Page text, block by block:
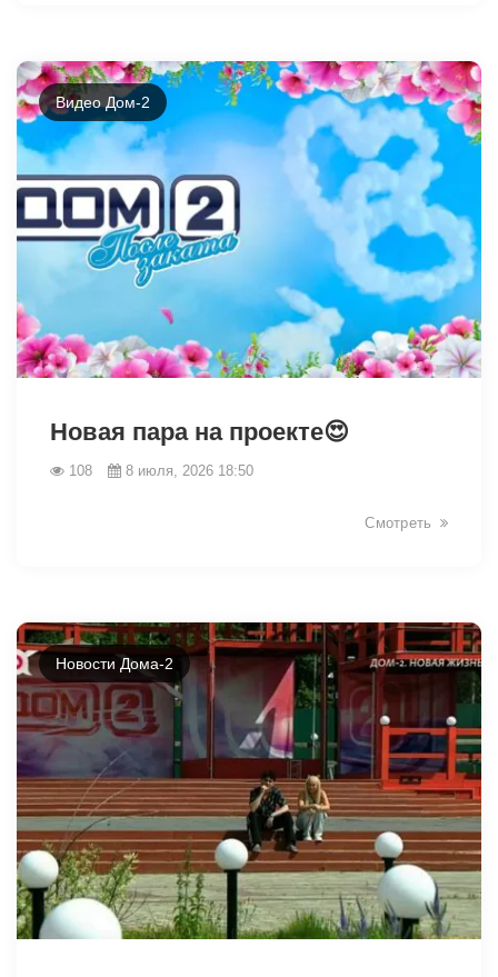
Видео Дом-2
Новая пара на проекте😍
108 8 июля, 2026 18:50
Смотреть
Новости Дома-2